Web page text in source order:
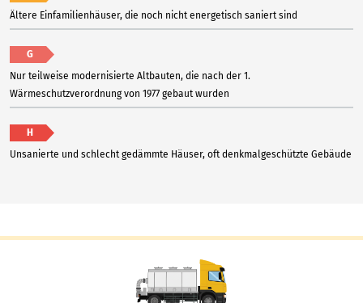
Ältere Einfamilienhäuser, die noch nicht energetisch saniert sind
G
Nur teilweise modernisierte Altbauten, die nach der 1.
Wärmeschutzverordnung von 1977 gebaut wurden
H
Unsanierte und schlecht gedämmte Häuser, oft denkmalgeschützte Gebäude